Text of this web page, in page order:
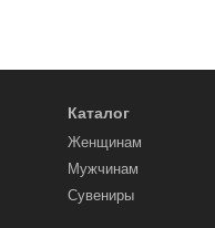
Каталог
Женщинам
Мужчинам
Сувениры